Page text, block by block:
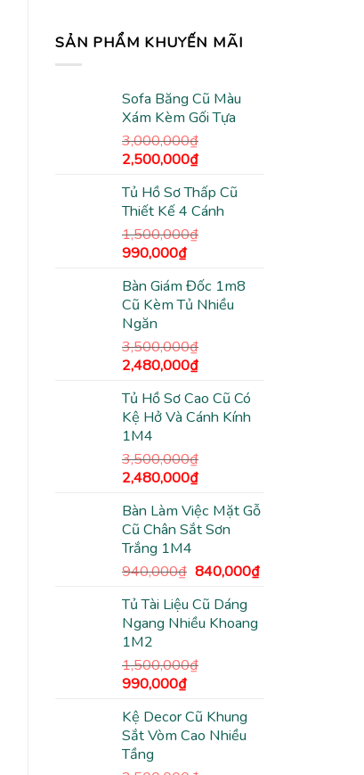
SẢN PHẨM KHUYẾN MÃI
Sofa Băng Cũ Màu
Xám Kèm Gối Tựa
3,000,000₫
Giá
là:
3,000,000₫.
2,500,000₫Giá
tại
là:
2,500,000₫.
Tủ Hồ Sơ Thấp Cũ
Thiết Kế 4 Cánh
1,500,000₫
Giá
là:
1,500,000₫.
990,000₫Giá
tại
là:
Bàn Giám Đốc 1m8
Cũ Kèm Tủ Nhiều
Ngăn
3,500,000₫
Giá
là:
3,500,000₫.
2,480,000₫Giá
tại
là:
Tủ Hồ Sơ Cao Cũ Có
Kệ Hở Và Cánh Kính
1M4
3,500,000₫
Giá
là:
3,500,000₫.
2,480,000₫Giá
tại
là:
Bàn Làm Việc Mặt Gỗ
Cũ Chân Sắt Sơn
Trắng 1M4
940,000₫ Giá
là:
940,000₫.
840,000₫Giá
Tủ Tài Liệu Cũ Dáng
Ngang Nhiều Khoang
1M2
1,500,000₫
Giá
là:
1,500,000₫.
990,000₫Giá
tại
là:
Kệ Decor Cũ Khung
Sắt Vòm Cao Nhiều
Tầng